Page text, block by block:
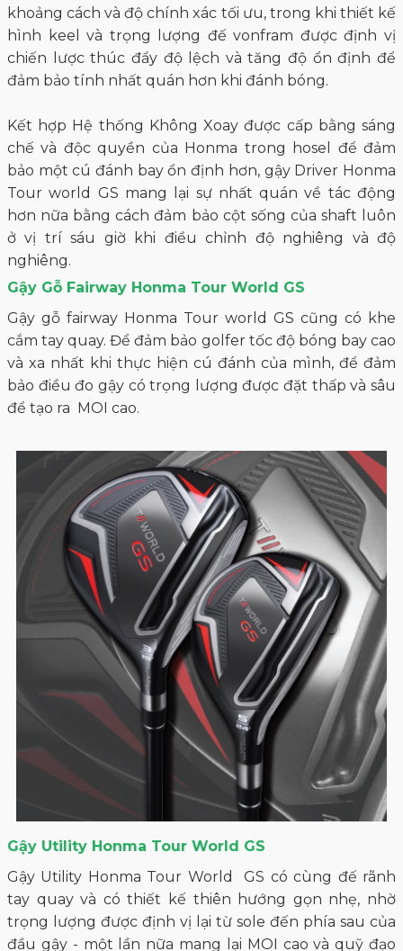
khoảng cách và độ chính xác tối ưu, trong khi thiết kế
hình keel và trọng lượng đế vonfram được định vị
chiến lược thúc đẩy độ lệch và tăng độ ổn định để
đảm bảo tính nhất quán hơn khi đánh bóng.
Kết hợp Hệ thống Không Xoay được cấp bằng sáng
chế và độc quyền của Honma trong hosel để đảm
bảo một cú đánh bay ổn định hơn, gậy Driver Honma
Tour world GS mang lại sự nhất quán về tác động
hơn nữa bằng cách đảm bảo cột sống của shaft luôn
ở vị trí sáu giờ khi điều chỉnh độ nghiêng và độ
nghiêng.
Gậy Gỗ Fairway Honma Tour World GS
Gậy gỗ fairway Honma Tour world GS cũng có khe
cắm tay quay. Để đảm bảo golfer tốc độ bóng bay cao
và xa nhất khi thực hiện cú đánh của mình, để đảm
bảo điều đo gậy có trọng lượng được đặt thấp và sâu
để tạo ra MOI cao.
Gậy Utility Honma Tour World GS
Gậy Utility Honma Tour World GS có cùng đế rãnh
tay quay và có thiết kế thiên hướng gọn nhẹ, nhờ
trọng lượng được định vị lại từ sole đến phía sau của
đầu gậy - một lần nữa mang lại MOI cao và quỹ đạo